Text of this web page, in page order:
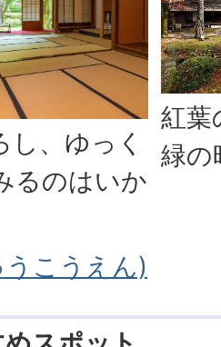
、ゆっく
るのはいか
紅葉
緑の
こうえん)